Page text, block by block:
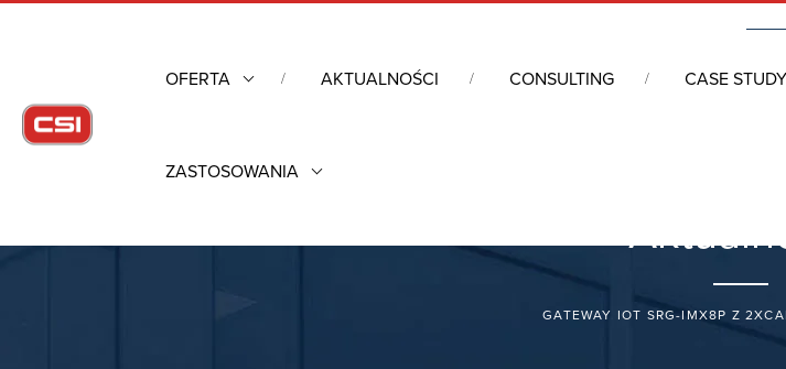
OFERTA AKTUALNOŚCI CONSULTING CASE STUDY
ZASTOSOWANIA
GATEWAY IOT SRG-IMX8P Z